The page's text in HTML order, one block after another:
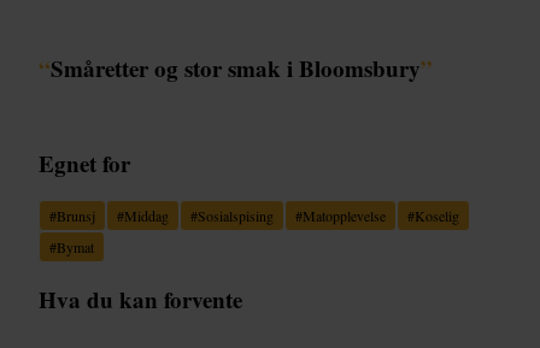
“Småretter og stor smak i Bloomsbury”
Egnet for
#Brunsj #Middag #Sosialspising #Matopplevelse #Koselig
#Bymat
Hva du kan forvente